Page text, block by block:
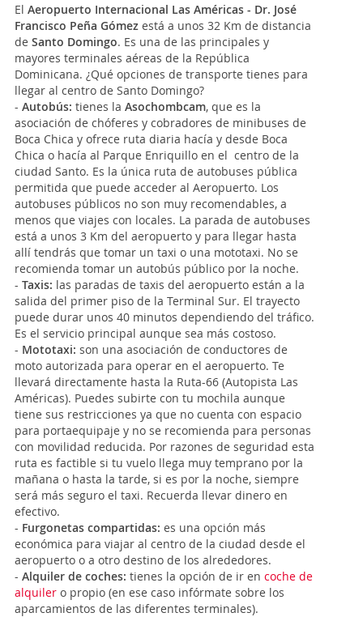
El Aeropuerto Internacional Las Américas - Dr. José
Francisco Peña Gómez está a unos 32 Km de distancia
de Santo Domingo. Es una de las principales y
mayores terminales aéreas de la República
Dominicana. ¿Qué opciones de transporte tienes para
llegar al centro de Santo Domingo?
- Autobús: tienes la Asochombcam, que es la
asociación de chóferes y cobradores de minibuses de
Boca Chica y ofrece ruta diaria hacía y desde Boca
Chica o hacía al Parque Enriquillo en el centro de la
ciudad Santo. Es la única ruta de autobuses pública
permitida que puede acceder al Aeropuerto. Los
autobuses públicos no son muy recomendables, a
menos que viajes con locales. La parada de autobuses
está a unos 3 Km del aeropuerto y para llegar hasta
allí tendrás que tomar un taxi o una mototaxi. No se
recomienda tomar un autobús público por la noche.
- Taxis: las paradas de taxis del aeropuerto están a la
salida del primer piso de la Terminal Sur. El trayecto
puede durar unos 40 minutos dependiendo del tráfico.
Es el servicio principal aunque sea más costoso.
- Mototaxi: son una asociación de conductores de
moto autorizada para operar en el aeropuerto. Te
llevará directamente hasta la Ruta-66 (Autopista Las
Américas). Puedes subirte con tu mochila aunque
tiene sus restricciones ya que no cuenta con espacio
para portaequipaje y no se recomienda para personas
con movilidad reducida. Por razones de seguridad esta
ruta es factible si tu vuelo llega muy temprano por la
mañana o hasta la tarde, si es por la noche, siempre
será más seguro el taxi. Recuerda llevar dinero en
efectivo.
- Furgonetas compartidas: es una opción más
económica para viajar al centro de la ciudad desde el
aeropuerto o a otro destino de los alrededores.
- Alquiler de coches: tienes la opción de ir en coche de
alquiler o propio (en ese caso infórmate sobre los
aparcamientos de las diferentes terminales).